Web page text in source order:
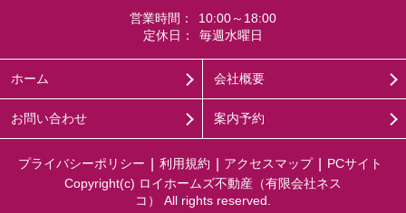
営業時間：
10:00～18:00
定休日：
毎週水曜日
ホーム 会社概要
お問い合わせ 案内予約
プライバシーポリシー 利用規約 アクセスマップ
PCサイト
Copyright(c) ロイホームズ不動産（有限会社ネス
コ） All rights reserved.